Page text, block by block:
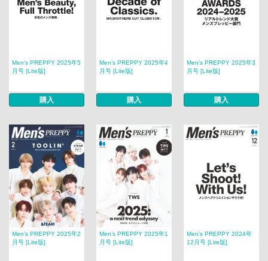
Men’s PREPPY 2025年5
月号 [Lite版]
購入
Men’s PREPPY 2025年4
月号 [Lite版]
購入
Men’s PREPPY 2025年3
月号 [Lite版]
購入
Men’s PREPPY 2025年2
月号 [Lite版]
Men’s PREPPY 2025年1
月号 [Lite版]
Men’s PREPPY 2024年
12月号 [Lite版]